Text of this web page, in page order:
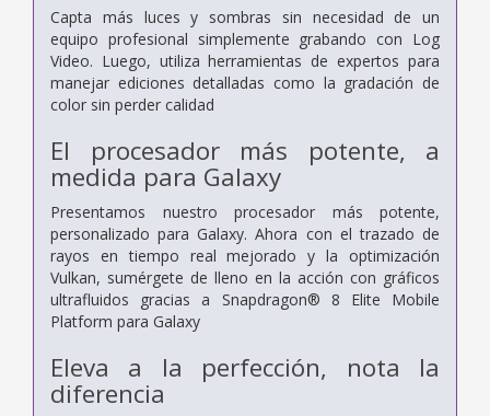
Capta más luces y sombras sin necesidad de un
equipo profesional simplemente grabando con Log
Video. Luego, utiliza herramientas de expertos para
manejar ediciones detalladas como la gradación de
color sin perder calidad
El procesador más potente, a
medida para Galaxy
Presentamos nuestro procesador más potente,
personalizado para Galaxy. Ahora con el trazado de
rayos en tiempo real mejorado y la optimización
Vulkan, sumérgete de lleno en la acción con gráficos
ultrafluidos gracias a Snapdragon® 8 Elite Mobile
Platform para Galaxy
Eleva a la perfección, nota la
diferencia